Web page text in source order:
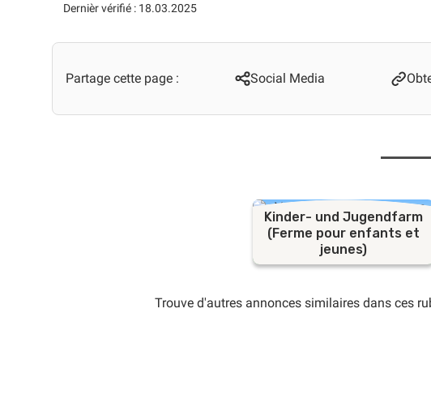
Dernièr vérifié : 18.03.2025
Partage cette page : Social Media
Kinder- und Jugendfarm
(Ferme pour enfants et
jeunes)
Trouve d'autres annonces similaires dans ces